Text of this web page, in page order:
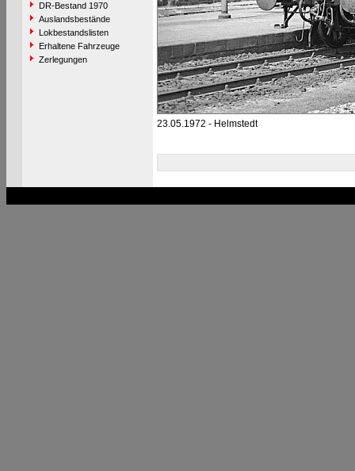
DR-Bestand 1970
Auslandsbestände
Lokbestandslisten
Erhaltene Fahrzeuge
Zerlegungen
23.05.1972 - Helmstedt